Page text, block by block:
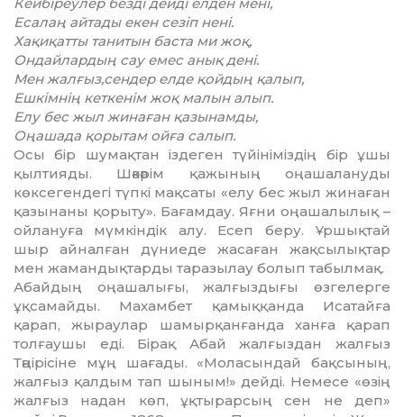
Кейбіреулер безді дейді елден мені,
Есалаң айтады екен сезіп нені.
Хақиқатты танитын баста ми жоқ,
Ондайлардың сау емес анық дені.
Мен жалғыз,сендер елде қойдың қалып,
Ешкімнің кеткенім жоқ малын алып.
Елу бес жыл жинаған қазынамды,
Оңашада қорытам ойға салып.
Осы бір шумақтан іздеген түйіні­міздің бір ұшы
қылтияды. Шәкәрім қажының оңашалануды
көксегендегі түпкі мақсаты «елу бес жыл жинаған
қазынаны қорыту». Бағамдау. Яғни оңашалылық –
ойлануға мүмкіндік алу. Есеп беру. Ұршықтай
шыр айналған дүниеде жасаған жақсы­лық­тар
мен жамандықтарды тара­зылау болып табылмақ.
Абайдың оңашалығы, жалғыз­дығы өзгелерге
ұқсамайды. Махам­бет қамыққанда Исатайға
қарап, жыраулар шамырқанғанда ханға қарап
толғаушы еді. Бірақ Абай жалғыздан жалғыз
Тәңірісіне мұң шағады. «Моласындай бақсының,
жалғыз қалдым тап шыным!» дейді. Немесе «өзің
жалғыз надан көп, ұқтырарсың сен не деп»